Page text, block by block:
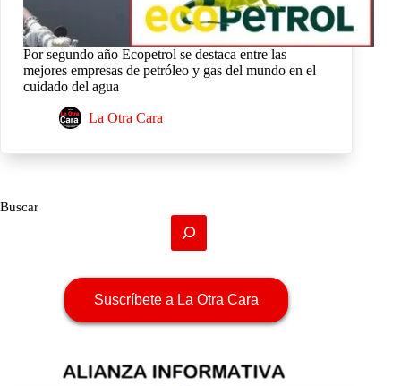
Por segundo año Ecopetrol se destaca entre las
mejores empresas de petróleo y gas del mundo en el
cuidado del agua
La Otra Cara
Buscar
Suscríbete a La Otra Cara